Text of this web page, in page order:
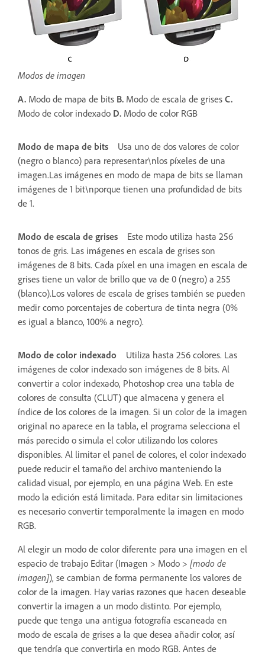
Modos de imagen
A. Modo de mapa de bits B. Modo de escala de grises C.
Modo de color indexado D. Modo de color RGB
Modo de mapa de bits
Usa uno de dos valores de color
(negro o blanco) para representar\nlos píxeles de una
imagen.Las imágenes en modo de mapa de bits se llaman
imágenes de 1 bit\nporque tienen una profundidad de bits
de 1.
Modo de escala de grises
Este modo utiliza hasta 256
tonos de gris. Las imágenes en escala de grises son
imágenes de 8 bits. Cada píxel en una imagen en escala de
grises tiene un valor de brillo que va de 0 (negro) a 255
(blanco).Los valores de escala de grises también se pueden
medir como porcentajes de cobertura de tinta negra (0%
es igual a blanco, 100% a negro).
Modo de color indexado
Utiliza hasta 256 colores. Las
imágenes de color indexado son imágenes de 8 bits. Al
convertir a color indexado, Photoshop crea una tabla de
colores de consulta (CLUT) que almacena y genera el
índice de los colores de la imagen. Si un color de la imagen
original no aparece en la tabla, el programa selecciona el
más parecido o simula el color utilizando los colores
disponibles. Al limitar el panel de colores, el color indexado
puede reducir el tamaño del archivo manteniendo la
calidad visual, por ejemplo, en una página Web. En este
modo la edición está limitada. Para editar sin limitaciones
es necesario convertir temporalmente la imagen en modo
RGB.
Al elegir un modo de color diferente para una imagen en el
espacio de trabajo Editar (Imagen > Modo > [modo de
imagen]), se cambian de forma permanente los valores de
color de la imagen. Hay varias razones que hacen deseable
convertir la imagen a un modo distinto. Por ejemplo,
puede que tenga una antigua fotografía escaneada en
modo de escala de grises a la que desea añadir color, así
que tendría que convertirla en modo RGB. Antes de